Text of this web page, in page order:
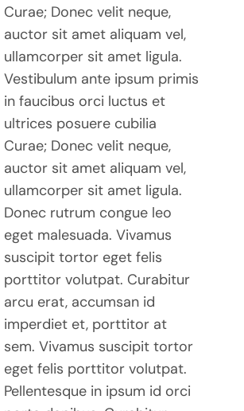
Curae; Donec velit neque,
auctor sit amet aliquam vel,
ullamcorper sit amet ligula.
Vestibulum ante ipsum primis
in faucibus orci luctus et
ultrices posuere cubilia
Curae; Donec velit neque,
auctor sit amet aliquam vel,
ullamcorper sit amet ligula.
Donec rutrum congue leo
eget malesuada. Vivamus
suscipit tortor eget felis
porttitor volutpat. Curabitur
arcu erat, accumsan id
imperdiet et, porttitor at
sem. Vivamus suscipit tortor
eget felis porttitor volutpat.
Pellentesque in ipsum id orci